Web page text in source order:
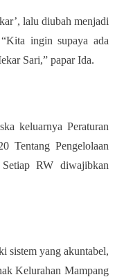
lalu diubah menjadi
ingin supaya ada
Sari,” papar Ida.
keluarnya Peraturan
Tentang Pengelolaan
RW diwajibkan
sistem yang akuntabel,
Kelurahan Mampang